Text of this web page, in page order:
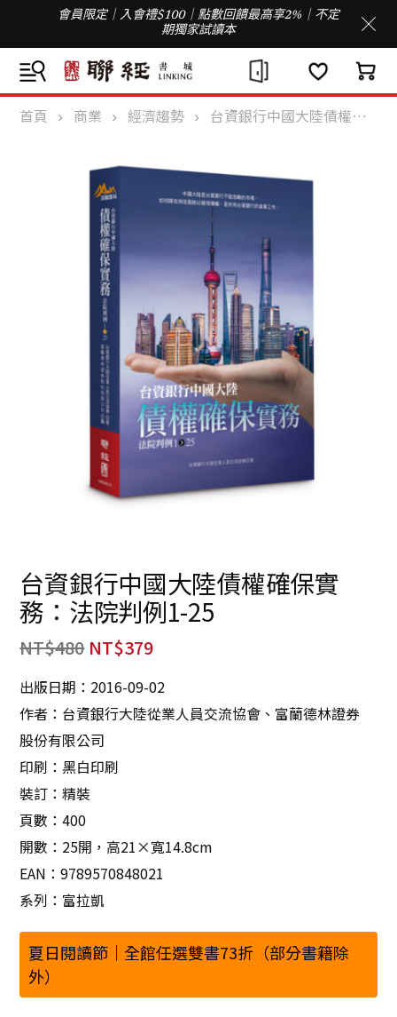
會員限定｜入會禮$100｜點數回饋最高享2%｜不定
期獨家試讀本
首頁 商業 經濟趨勢 台資銀行中國大陸債權確保實務：法院判例1-25
台資銀行中國大陸債權確保實
務：法院判例1-25
NT$480 NT$379
出版日期：2016-09-02
作者：台資銀行大陸從業人員交流協會、富蘭德林證券
股份有限公司
印刷：黑白印刷
裝訂：精裝
頁數：400
開數：25開，高21×寬14.8cm
EAN：9789570848021
系列：富拉凱
夏日閱讀節｜全館任選雙書73折（部分書籍除
外）